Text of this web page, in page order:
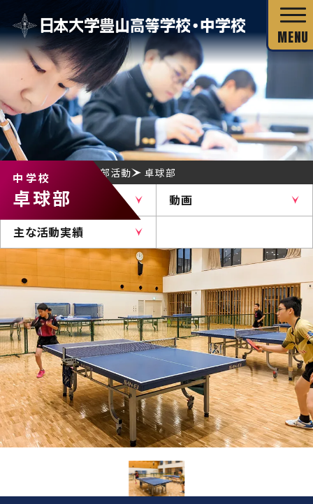
校長あいさつ
教育目標
スクール・ミッション
沿革・校歌
施設・設備
日本大学について
数字で見る豊山
独自の教育システム
グローバル教育
教科の特長
カリキュラム・シラバス
年間行事
制服紹介
部活動
豊山生の一日
教科の特長
カリキュラム・シラバス
グローバル教育
進学コース
特進コース
スポーツコース
制服紹介
キャリア教育
進路指導
進学実績
合格者インタビュー
進路新聞Compass
中学校
卓球部
HOME 部活動 卓球部
活動について
動画
主な活動実績